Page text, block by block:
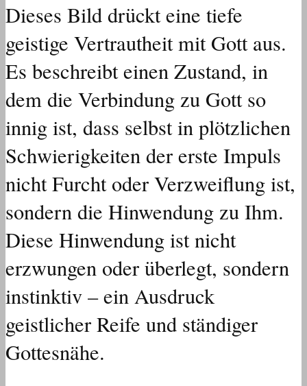
Dieses Bild drückt eine tiefe
geistige Vertrautheit mit Gott aus.
Es beschreibt einen Zustand, in
dem die Verbindung zu Gott so
innig ist, dass selbst in plötzlichen
Schwierigkeiten der erste Impuls
nicht Furcht oder Verzweiflung ist,
sondern die Hinwendung zu Ihm.
Diese Hinwendung ist nicht
erzwungen oder überlegt, sondern
instinktiv – ein Ausdruck
geistlicher Reife und ständiger
Gottesnähe.